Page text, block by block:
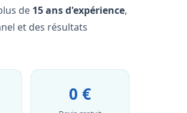
de 15 ans d'expérience,
et des résultats
0 €